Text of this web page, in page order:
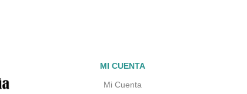
MI CUENTA
Mi Cuenta